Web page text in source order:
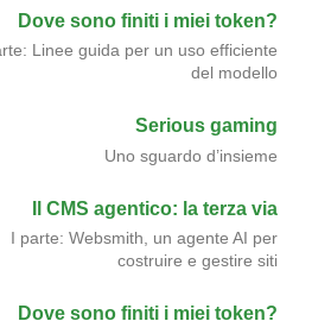
Dove sono finiti i miei token?
Linee guida per un uso efficiente
del modello
Serious gaming
Uno sguardo d’insieme
Il CMS agentico: la terza via
I parte: Websmith, un agente AI per
costruire e gestire siti
Dove sono finiti i miei token?